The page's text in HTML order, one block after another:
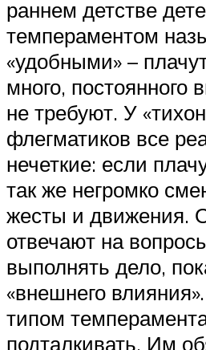
раннем детстве
темпераментом
«удобными» –
много, постоянного
не требуют. У
флегматиков все
нечеткие: если
так же негромко
жесты и движения.
отвечают на
выполнять дело,
«внешнего
типом
подталкивать. Им